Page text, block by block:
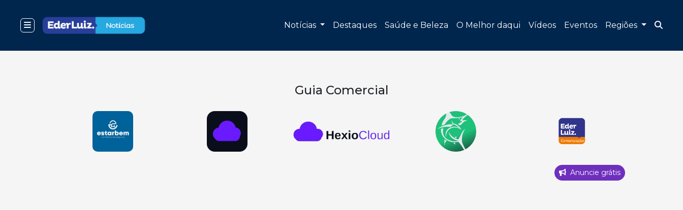
Notícias Destaques Saúde e Beleza O Melhor daqui Vídeos Eventos Regiões
Guia Comercial
Anuncie grátis